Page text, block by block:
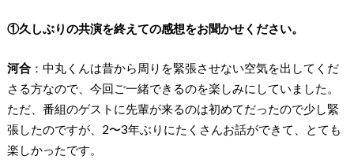
①久しぶりの共演を終えての感想をお聞かせください。
河合：中丸くんは昔から周りを緊張させない空気を出してくだ
さる方なので、今回ご一緒できるのを楽しみにしていました。
ただ、番組のゲストに先輩が来るのは初めてだったので少し緊
張したのですが、2〜3年ぶりにたくさんお話ができて、とても
楽しかったです。